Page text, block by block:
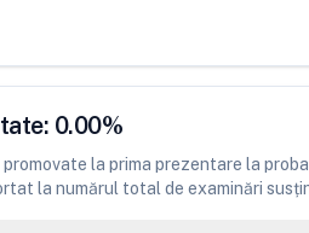
0.00%
promovate la prima prezentare la
la numărul total de examinări